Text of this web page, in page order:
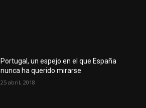
Portugal, un espejo en el que España
nunca ha querido mirarse
25 abril, 2018